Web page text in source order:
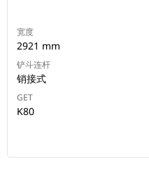
宽度
2921 mm
铲斗连杆
销接式
GET
K80